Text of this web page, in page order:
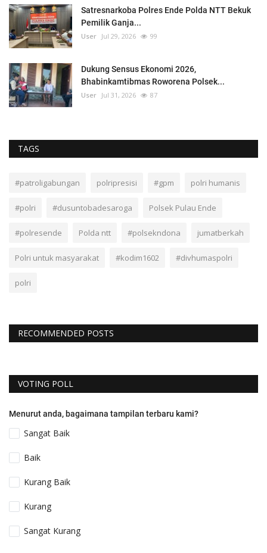
Satresnarkoba Polres Ende Polda NTT Bekuk
Pemilik Ganja...
User Jul 29, 2026 99
Dukung Sensus Ekonomi 2026,
Bhabinkamtibmas Roworena Polsek...
User Jul 31, 2026 87
TAGS
#patroligabungan polripresisi #gpm polri humanis
#polri #dusuntobadesaroga Polsek Pulau Ende
#polresende Polda ntt #polsekndona jumatberkah
Polri untuk masyarakat #kodim1602 #divhumaspolri
polri
RECOMMENDED POSTS
VOTING POLL
Menurut anda, bagaimana tampilan terbaru kami?
Sangat Baik
Baik
Kurang Baik
Kurang
Sangat Kurang